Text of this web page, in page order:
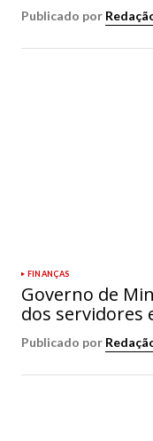
Publicado por
FINANÇAS
Governo de
dos servidores
Publicado por